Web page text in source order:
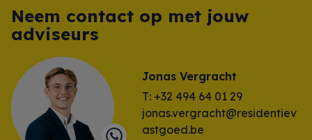
Neem contact op met jouw
adviseurs
Jonas Vergracht
T: +32 494 64 01 29
jonas.vergracht@residentiev
astgoed.be